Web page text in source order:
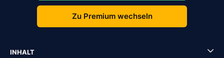
Zu Premium wechseln
INHALT